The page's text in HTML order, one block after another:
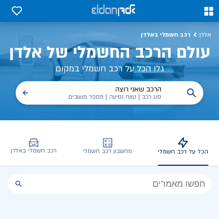
0
0
אלדן רכב חשמלי באלדן
עולם הרכב החשמלי של אלדן
גלו הכל על רכב חשמלי במקום
הרכב שאני רוצה
סוג רכב | טווח נסיעה | מספר מושבים
הכל על רכב חשמלי מחשבון רכב חשמלי רכב חשמלי באלדן
הכל
הכל על רכב חשמלי, שימושים, טכנולוגיה וכל מה שכדי לדעת | אלדן